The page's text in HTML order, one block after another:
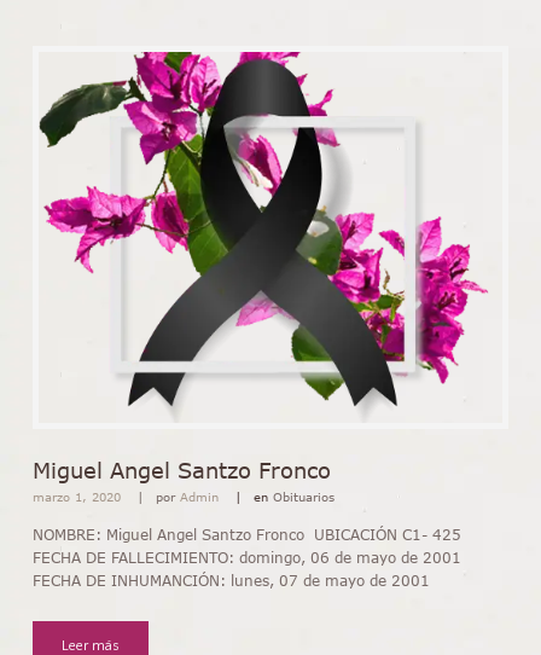
Miguel Angel Santzo Fronco
marzo 1, 2020 porAdmin en Obituarios
NOMBRE: Miguel Angel Santzo Fronco UBICACIÓN C1- 425
FECHA DE FALLECIMIENTO: domingo, 06 de mayo de 2001
FECHA DE INHUMANCIÓN: lunes, 07 de mayo de 2001
Leer más